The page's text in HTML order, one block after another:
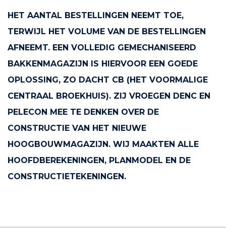
HET AANTAL BESTELLINGEN NEEMT TOE,
TERWIJL HET VOLUME VAN DE BESTELLINGEN
AFNEEMT. EEN VOLLEDIG GEMECHANISEERD
BAKKENMAGAZIJN IS HIERVOOR EEN GOEDE
OPLOSSING, ZO DACHT CB (HET VOORMALIGE
CENTRAAL BROEKHUIS). ZIJ VROEGEN DENC EN
PELECON MEE TE DENKEN OVER DE
CONSTRUCTIE VAN HET NIEUWE
HOOGBOUWMAGAZIJN. WIJ MAAKTEN ALLE
HOOFDBEREKENINGEN, PLANMODEL EN DE
CONSTRUCTIETEKENINGEN.